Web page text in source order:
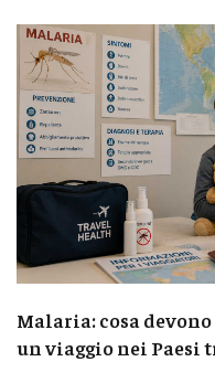
Malaria: cosa
un viaggio nei Paesi